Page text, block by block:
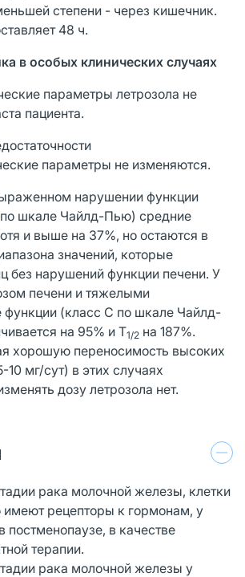
степени - через кишечник.
48 ч.
в особых клинических случаях
параметры летрозола не
пациента.
параметры не изменяются.
нарушении функции
по шкале Чайлд-Пью) средние
и выше на 37%, но остаются в
значений, которые
без нарушений функции печени. У
печени и тяжелыми
(класс C по шкале Чайлд-
на 95% и T1/2 на 187%.
хорошую переносимость высоких
10 мг/сут) в этих случаях
дозу летрозола нет.
рака молочной железы, клетки
имеют рецепторы к гормонам, у
постменопаузе, в качестве
терапии.
рака молочной железы у